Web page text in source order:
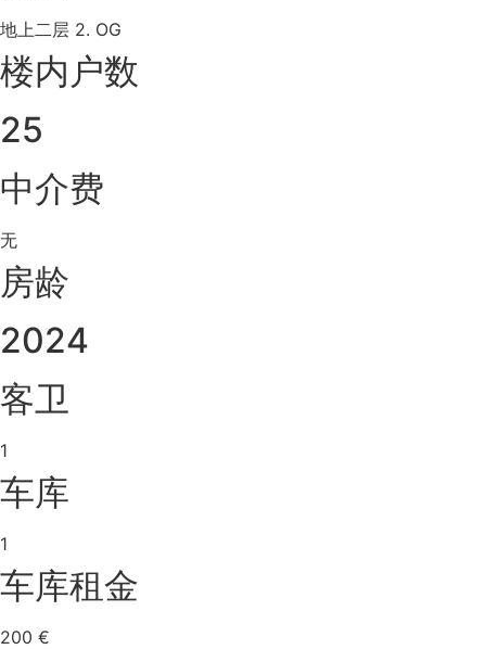
地上二层 2. OG
楼内户数
25
中介费
无
房龄
2024
客卫
1
车库
1
车库租金
200 €